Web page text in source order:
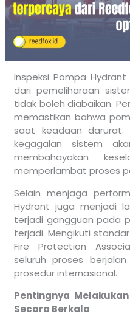
Inspeksi Pompa
dari pemeliharaan
tidak boleh diabaikan.
memastikan bahwa
saat keadaan darurat.
kegagalan sistem
membahayakan
memperlambat proses
Selain menjaga
Hydrant juga menjadi
terjadi gangguan pada
terjadi. Mengikuti
Fire Protection
seluruh proses
prosedur internasional.
Pentingnya
Secara Berkala